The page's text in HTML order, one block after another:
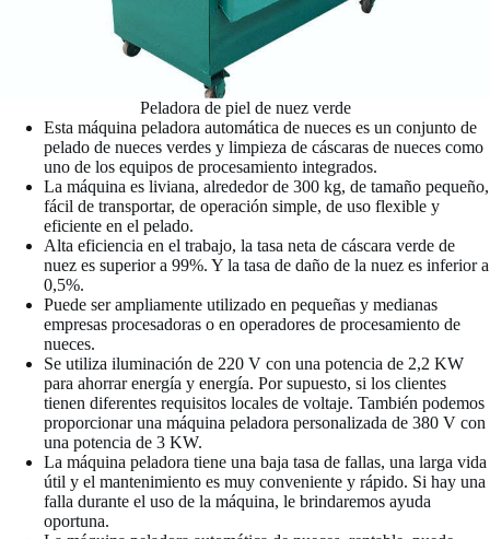
Peladora de piel de nuez verde
Esta máquina peladora automática de nueces es un conjunto de
pelado de nueces verdes y limpieza de cáscaras de nueces como
uno de los equipos de procesamiento integrados.
La máquina es liviana, alrededor de 300 kg, de tamaño pequeño,
fácil de transportar, de operación simple, de uso flexible y
eficiente en el pelado.
Alta eficiencia en el trabajo, la tasa neta de cáscara verde de
nuez es superior a 99%. Y la tasa de daño de la nuez es inferior a
0,5%.
Puede ser ampliamente utilizado en pequeñas y medianas
empresas procesadoras o en operadores de procesamiento de
nueces.
Se utiliza iluminación de 220 V con una potencia de 2,2 KW
para ahorrar energía y energía. Por supuesto, si los clientes
tienen diferentes requisitos locales de voltaje. También podemos
proporcionar una máquina peladora personalizada de 380 V con
una potencia de 3 KW.
La máquina peladora tiene una baja tasa de fallas, una larga vida
útil y el mantenimiento es muy conveniente y rápido. Si hay una
falla durante el uso de la máquina, le brindaremos ayuda
oportuna.